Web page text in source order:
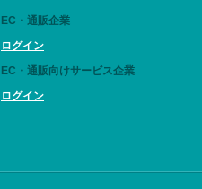
EC・通販企業
ログイン
EC・通販向けサービス企業
ログイン